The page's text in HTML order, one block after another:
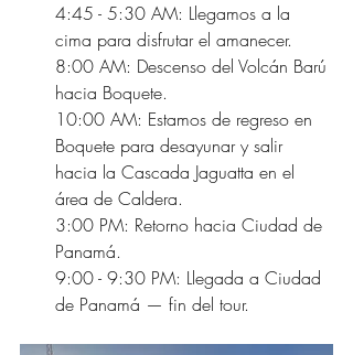
4:45 - 5:30 AM: Llegamos a la
cima para disfrutar el amanecer.
8:00 AM: Descenso del Volcán Barú
hacia Boquete.
10:00 AM: Estamos de regreso en
Boquete para desayunar y salir
hacia la Cascada Jaguatta en el
área de Caldera.
3:00 PM: Retorno hacia Ciudad de
Panamá.
9:00 - 9:30 PM: Llegada a Ciudad
de Panamá — fin del tour.